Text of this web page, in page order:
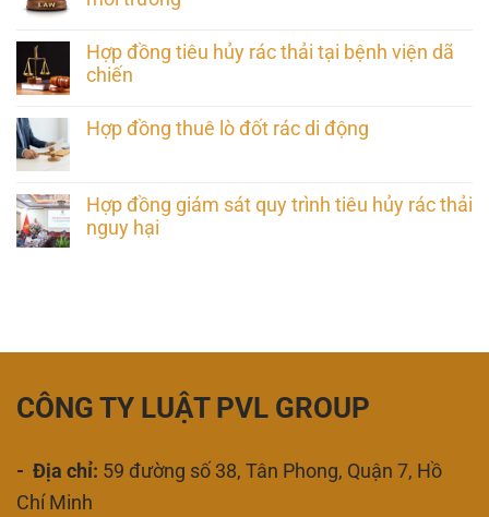
Hợp đồng tiêu hủy rác thải tại bệnh viện dã
chiến
Hợp đồng thuê lò đốt rác di động
Hợp đồng giám sát quy trình tiêu hủy rác thải
nguy hại
CÔNG TY LUẬT PVL GROUP
- Địa chỉ: 59 đường số 38, Tân Phong, Quận 7, Hồ
Chí Minh